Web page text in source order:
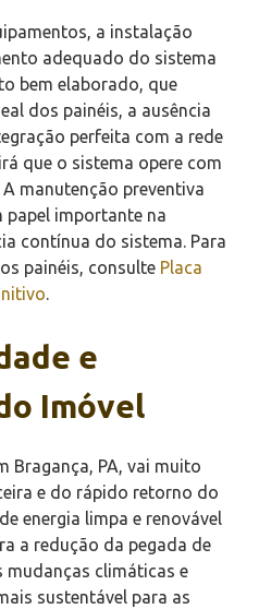
a instalação
adequado do sistema
bem elaborado, que
dos painéis, a ausência
perfeita com a rede
que o sistema opere com
manutenção preventiva
papel importante na
contínua do sistema. Para
painéis, consulte Placa
e
Imóvel
Bragança, PA, vai muito
e do rápido retorno do
energia limpa e renovável
a redução da pegada de
climáticas e
sustentável para as